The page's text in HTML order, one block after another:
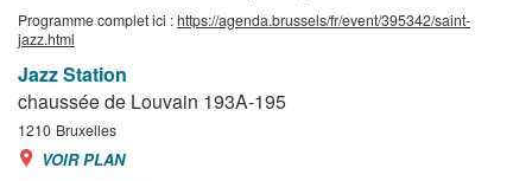
Programme complet ici :https://agenda.brussels/fr/event/395342/saint-
jazz.html
Jazz Station
chaussée de Louvain 193A-195
1210 Bruxelles
VOIR PLAN